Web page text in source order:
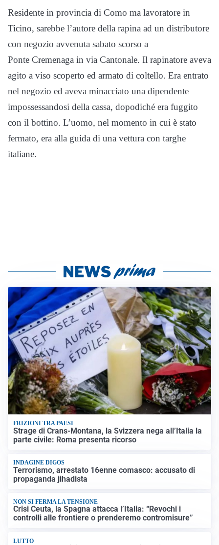
Residente in provincia di Como ma lavoratore in
Ticino, sarebbe l’autore della rapina ad un distributore
con negozio avvenuta sabato scorso a
Ponte Cremenaga in via Cantonale. Il rapinatore aveva
agito a viso scoperto ed armato di coltello. Era entrato
nel negozio ed aveva minacciato una dipendente
impossessandosi della cassa, dopodiché era fuggito
con il bottino. L’uomo, nel momento in cui è stato
fermato, era alla guida di una vettura con targhe
italiane.
FRIZIONI TRA PAESI
Strage di Crans-Montana, la Svizzera nega all’Italia la
parte civile: Roma presenta ricorso
INDAGINE DIGOS
Terrorismo, arrestato 16enne comasco: accusato di
propaganda jihadista
NON SI FERMA LA TENSIONE
Crisi Ceuta, la Spagna attacca l’Italia: “Revochi i
controlli alle frontiere o prenderemo contromisure”
LUTTO